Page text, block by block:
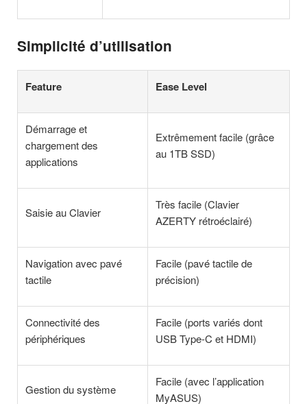
Simplicité d’utilisation
Feature Ease Level
Démarrage et
chargement des
applications
Extrêmement facile (grâce
au 1TB SSD)
Saisie au Clavier
Très facile (Clavier
AZERTY rétroéclairé)
Navigation avec pavé
tactile
Facile (pavé tactile de
précision)
Connectivité des
périphériques
Facile (ports variés dont
USB Type-C et HDMI)
Gestion du système
Facile (avec l’application
MyASUS)